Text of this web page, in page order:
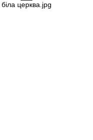
біла церква.jpg